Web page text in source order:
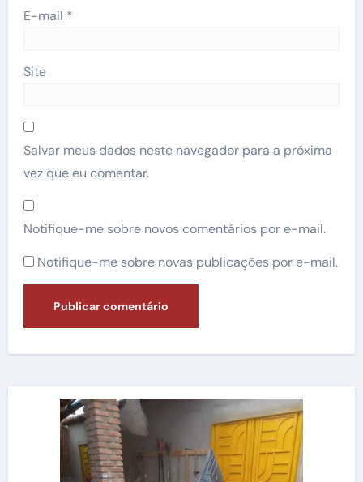
E-mail *
Site
Salvar meus dados neste navegador para a próxima
vez que eu comentar.
Notifique-me sobre novos comentários por e-mail.
Notifique-me sobre novas publicações por e-mail.